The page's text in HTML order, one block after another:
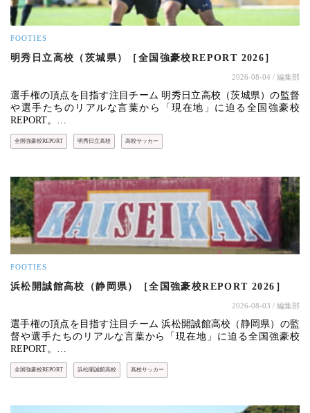
FOOTIES
明秀日立高校（茨城県）［全国強豪校REPORT 2026］
2026-08-04 / 編集部
選手権の頂点を目指す注目チーム 明秀日立高校（茨城県）の監督
や選手たちのリアルな言葉から「現在地」に迫る全国強豪校
REPORT。…
全国強豪校REPORT 明秀日立高校 高校サッカー
FOOTIES
浜松開誠館高校（静岡県）［全国強豪校REPORT 2026］
2026-08-03 / 編集部
選手権の頂点を目指す注目チーム 浜松開誠館高校（静岡県）の監
督や選手たちのリアルな言葉から「現在地」に迫る全国強豪校
REPORT。…
全国強豪校REPORT 浜松開誠館高校 高校サッカー